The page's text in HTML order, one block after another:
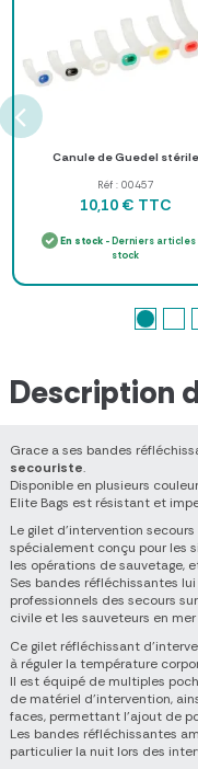
Canule de Guedel stérile
Réf : 00457
10,10 € TTC
En stock- Derniers articles
stock
Description
Grace a ses bandes
secouriste.
Disponible en plusieurs
Elite Bags est résistant et
Le gilet d'intervention
spécialement conçu pour les
les opérations de sauvetage,
Ses bandes réfléchissantes
professionnels des secours
civile et les sauveteurs en
Ce gilet réfléchissant
à réguler la température
Il est équipé de multiples
de matériel d'intervention,
faces, permettant l'ajout de
Les bandes réfléchissantes
particulier la nuit lors des